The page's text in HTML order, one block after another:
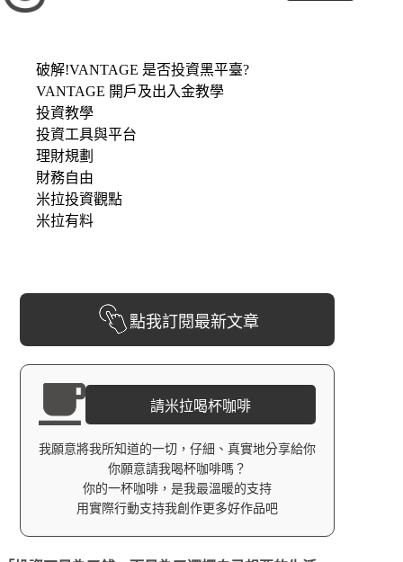
破解!VANTAGE 是否投資黑平臺?
VANTAGE 開戶及出入金教學
投資教學
投資工具與平台
理財規劃
財務自由
米拉投資觀點
米拉有料
點我訂閱最新文章
請米拉喝杯咖啡
我願意將我所知道的一切，仔細、真實地分享給你
你願意請我喝杯咖啡嗎？
你的一杯咖啡，是我最溫暖的支持
用實際行動支持我創作更多好作品吧